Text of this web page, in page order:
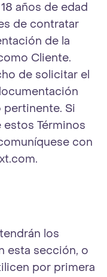
años de edad
de contratar
de la
Cliente.
de solicitar el
Si
Términos
con
.
los
esta sección, o
por primera